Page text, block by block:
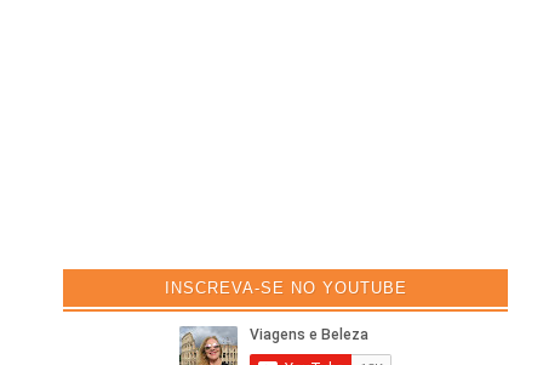
INSCREVA-SE NO YOUTUBE